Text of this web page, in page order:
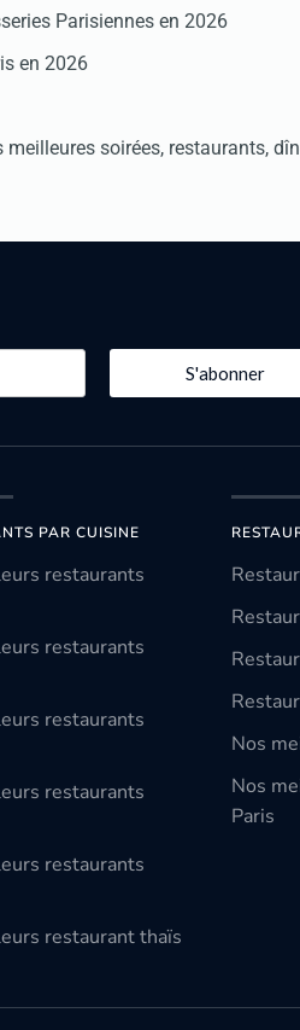
Parisiennes en 2026
en 2026
soirées, restaurants,
S'abonner
PAR CUISINE
restaurants
restaurants
restaurants
restaurants
restaurants
restaurant thaïs
Nos
Nos
Paris